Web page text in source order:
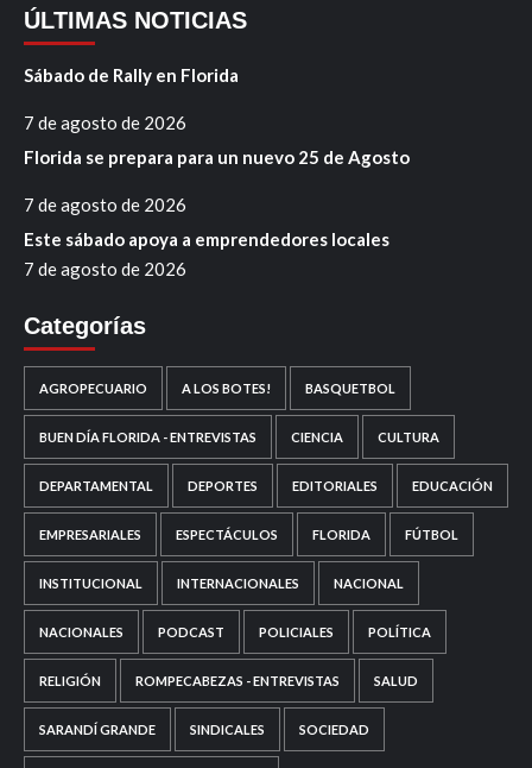
ÚLTIMAS NOTICIAS
Sábado de Rally en Florida
7 de agosto de 2026
Florida se prepara para un nuevo 25 de Agosto
7 de agosto de 2026
Este sábado apoya a emprendedores locales
7 de agosto de 2026
Categorías
AGROPECUARIO A LOS BOTES! BASQUETBOL
BUEN DÍA FLORIDA - ENTREVISTAS CIENCIA CULTURA
DEPARTAMENTAL DEPORTES EDITORIALES EDUCACIÓN
EMPRESARIALES ESPECTÁCULOS FLORIDA FÚTBOL
INSTITUCIONAL INTERNACIONALES NACIONAL
NACIONALES PODCAST POLICIALES POLÍTICA
RELIGIÓN ROMPECABEZAS - ENTREVISTAS SALUD
SARANDÍ GRANDE SINDICALES SOCIEDAD